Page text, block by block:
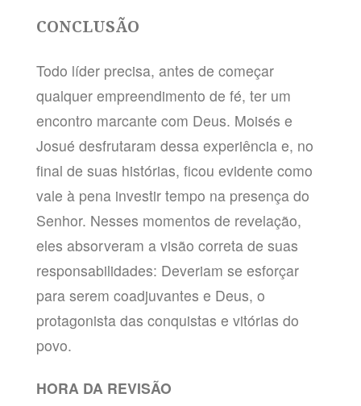
CONCLUSÃO
Todo líder precisa, antes de começar
qualquer empreendimento de fé, ter um
encontro marcante com Deus. Moisés e
Josué desfrutaram dessa experiência e, no
final de suas histórias, ficou evidente como
vale à pena investir tempo na presença do
Senhor. Nesses momentos de revelação,
eles absorveram a visão correta de suas
responsabilidades: Deveriam se esforçar
para serem coadjuvantes e Deus, o
protagonista das conquistas e vitórias do
povo.
HORA DA REVISÃO